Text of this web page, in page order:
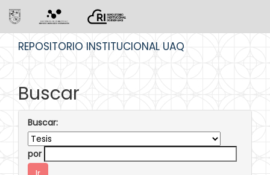
REPOSITORIO INSTITUCIONAL UAQ
Buscar
Buscar:
por